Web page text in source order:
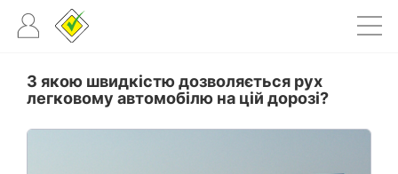
З якою швидкістю дозволяється рух
легковому автомобілю на цій дорозі?